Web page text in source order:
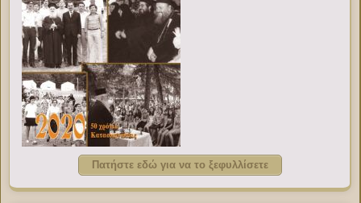
Πατήστε εδώ για να το ξεφυλλίσετε